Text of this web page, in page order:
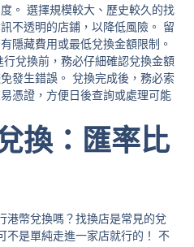
。 選擇規模較大、歷史較久的找
不透明的店鋪，以降低風險。 留
隱藏費用或最低兌換金額限制。
行兌換前，務必仔細確認兌換金額
發生錯誤。 兌換完成後，務必索
憑證，方便日後查詢或處理可能
換：匯率比
港幣兌換嗎？找換店是常見的兌
不是單純走進一家店就行的！ 不